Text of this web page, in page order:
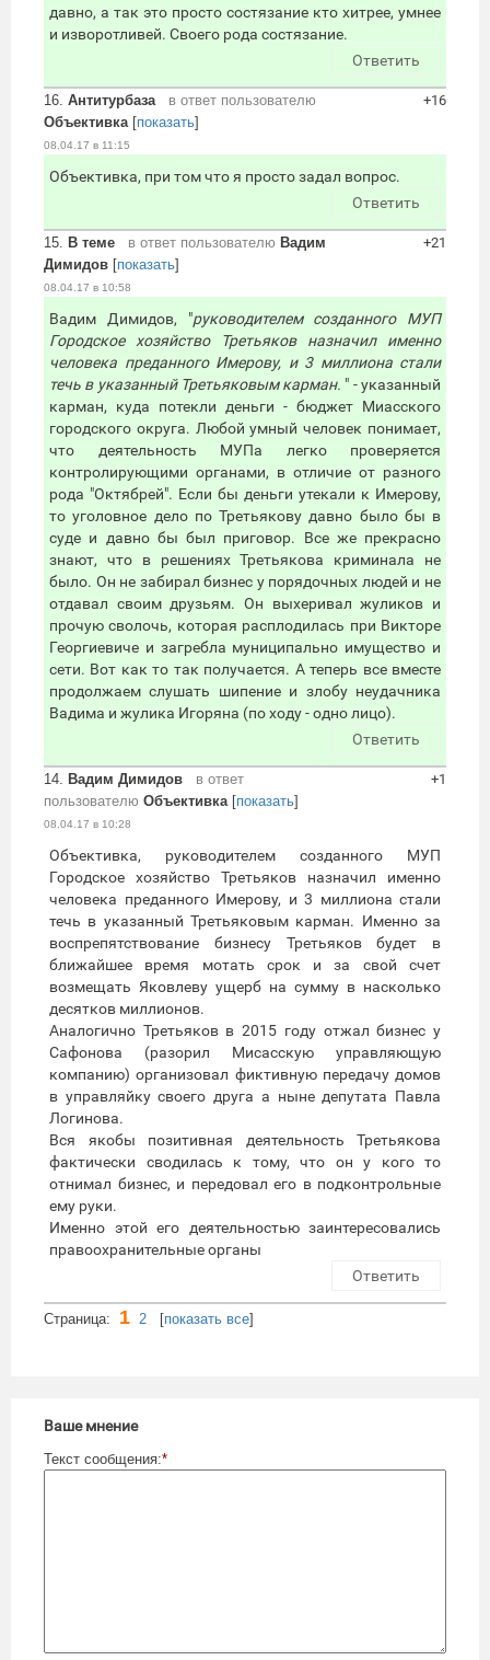
давно, а так это просто состязание кто хитрее, умнее
и изворотливей. Своего рода состязание.
Ответить
16. Антитурбаза
в ответ пользователю
Объективка[показать]
08.04.17 в 11:15
+16
Объективка, при том что я просто задал вопрос.
Ответить
15. В теме в ответ пользователю Вадим
Димидов [показать]
08.04.17 в 10:58
+21
Вадим Димидов, "руководителем созданного МУП
Городское хозяйство Третьяков назначил именно
человека преданного Имерову, и 3 миллиона стали
течь в указанный Третьяковым карман. " - указанный
карман, куда потекли деньги - бюджет Миасского
городского округа. Любой умный человек понимает,
что деятельность МУПа легко проверяется
контролирующими органами, в отличие от разного
рода "Октябрей". Если бы деньги утекали к Имерову,
то уголовное дело по Третьякову давно было бы в
суде и давно бы был приговор. Все же прекрасно
знают, что в решениях Третьякова криминала не
было. Он не забирал бизнес у порядочных людей и не
отдавал своим друзьям. Он выхеривал жуликов и
прочую сволочь, которая расплодилась при Викторе
Георгиевиче и загребла муниципально имущество и
сети. Вот как то так получается. А теперь все вместе
продолжаем слушать шипение и злобу неудачника
Вадима и жулика Игоряна (по ходу - одно лицо).
Ответить
14. Вадим Димидов
в ответ
пользователю Объективка[показать]
08.04.17 в 10:28
+1
Объективка, руководителем созданного МУП
Городское хозяйство Третьяков назначил именно
человека преданного Имерову, и 3 миллиона стали
течь в указанный Третьяковым карман. Именно за
воспрепятствование бизнесу Третьяков будет в
ближайшее время мотать срок и за свой счет
возмещать Яковлеву ущерб на сумму в насколько
десятков миллионов.
Аналогично Третьяков в 2015 году отжал бизнес у
Сафонова (разорил Мисасскую управляющую
компанию) организовал фиктивную передачу домов
в управляйку своего друга а ныне депутата Павла
Логинова.
Вся якобы позитивная деятельность Третьякова
фактически сводилась к тому, что он у кого то
отнимал бизнес, и передовал его в подконтрольные
ему руки.
Именно этой его деятельностью заинтересовались
правоохранительные органы
Ответить
Cтраница: 1 2 [показать все]
Ваше мнение
Текст сообщения:*